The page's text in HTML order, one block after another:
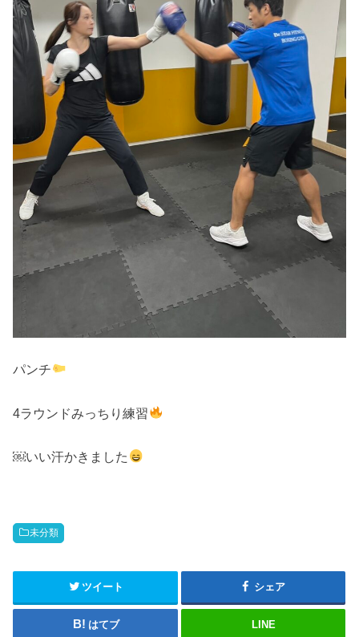
パンチ
4ラウンドみっちり練習
￼いい汗かきました
未分類
ツイート シェア
はてブ LINE